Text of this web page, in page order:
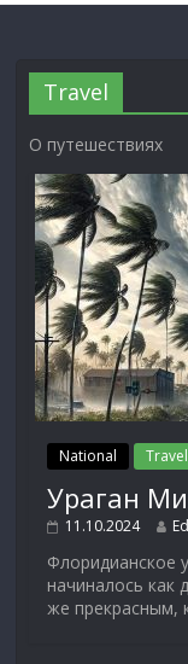
Travel
О путешествиях
National Travel
Ураган
11.10.2024
Флоридианское
начиналось
же прекрасным,